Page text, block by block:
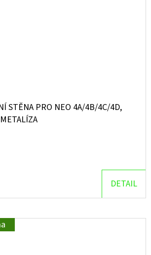
STĚNA PRO NEO 4A/4B/4C/4D,
DETAIL